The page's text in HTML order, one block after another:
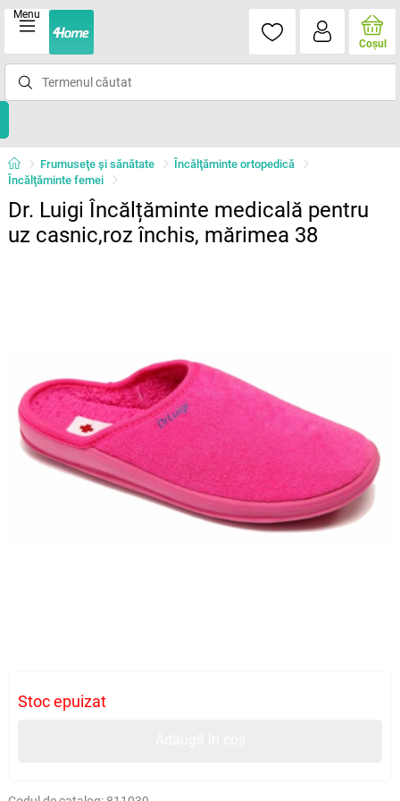
Menu
Coşul
Frumuseţe şi sănătate
Încălţăminte ortopedică
Încălţăminte femei
Dr. Luigi Încălțăminte medicală pentru
uz casnic,roz închis, mărimea 38
Stoc epuizat